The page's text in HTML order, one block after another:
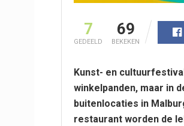
7
GEDEELD
69
BEKEKEN
Kunst- en
winkelpanden, maar in
buitenlocaties in
restaurant worden de